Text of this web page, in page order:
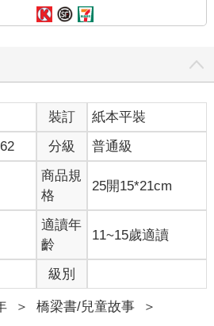
裝訂
紙本平裝
分級 普通級
商品規
格
25開15*21cm
適讀年
齡
11~15歲適讀
級別
＞ 橋梁書/兒童故事
＞